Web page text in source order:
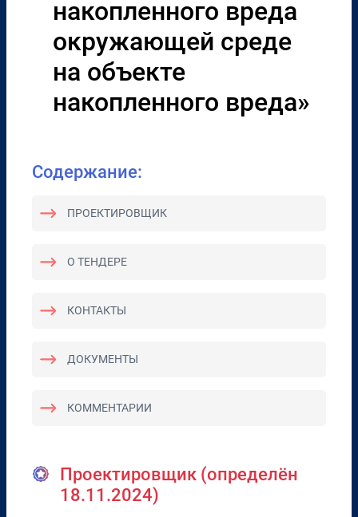
накопленного вреда
окружающей среде
на объекте
накопленного вреда»
Содержание:
ПРОЕКТИРОВЩИК
О ТЕНДЕРЕ
КОНТАКТЫ
ДОКУМЕНТЫ
КОММЕНТАРИИ
Проектировщик (определён
18.11.2024)